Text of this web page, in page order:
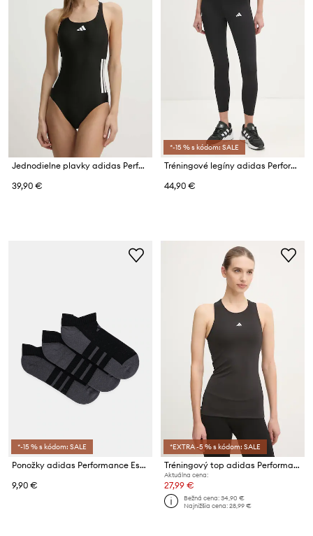
Jednodielne plavky adidas Performance 3 Srtipes
39,90 €
*-15 % s kódom: SALE
Tréningové legíny adidas Performance Techfit
44,90 €
*-15 % s kódom: SALE
Ponožky adidas Performance Essentials 3-pak
9,90 €
*EXTRA -5 % s kódom: SALE
Tréningový top adidas Performance Techfit
Aktuálna cena:
27,99 €
Bežná cena:34,90 €
Najnižšia cena:28,99 €